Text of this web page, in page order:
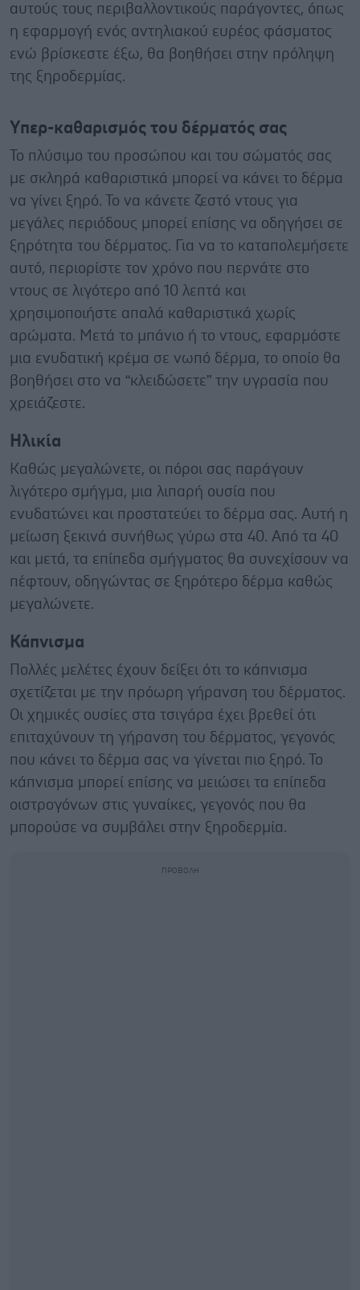
αυτούς τους περιβαλλοντικούς παράγοντες, όπως
η εφαρμογή ενός αντηλιακού ευρέος φάσματος
ενώ βρίσκεστε έξω, θα βοηθήσει στην πρόληψη
της ξηροδερμίας.
Υπερ-καθαρισμός του δέρματός σας
Το πλύσιμο του προσώπου και του σώματός σας
με σκληρά καθαριστικά μπορεί να κάνει το δέρμα
να γίνει ξηρό. Το να κάνετε ζεστό ντους για
μεγάλες περιόδους μπορεί επίσης να οδηγήσει σε
ξηρότητα του δέρματος. Για να το καταπολεμήσετε
αυτό, περιορίστε τον χρόνο που περνάτε στο
ντους σε λιγότερο από 10 λεπτά και
χρησιμοποιήστε απαλά καθαριστικά χωρίς
αρώματα. Μετά το μπάνιο ή το ντους, εφαρμόστε
μια ενυδατική κρέμα σε νωπό δέρμα, το οποίο θα
βοηθήσει στο να “κλειδώσετε” την υγρασία που
χρειάζεστε.
Ηλικία
Καθώς μεγαλώνετε, οι πόροι σας παράγουν
λιγότερο σμήγμα, μια λιπαρή ουσία που
ενυδατώνει και προστατεύει το δέρμα σας. Αυτή η
μείωση ξεκινά συνήθως γύρω στα 40. Από τα 40
και μετά, τα επίπεδα σμήγματος θα συνεχίσουν να
πέφτουν, οδηγώντας σε ξηρότερο δέρμα καθώς
μεγαλώνετε.
Κάπνισμα
Πολλές μελέτες έχουν δείξει ότι το κάπνισμα
σχετίζεται με την πρόωρη γήρανση του δέρματος.
Οι χημικές ουσίες στα τσιγάρα έχει βρεθεί ότι
επιταχύνουν τη γήρανση του δέρματος, γεγονός
που κάνει το δέρμα σας να γίνεται πιο ξηρό. Το
κάπνισμα μπορεί επίσης να μειώσει τα επίπεδα
οιστρογόνων στις γυναίκες, γεγονός που θα
μπορούσε να συμβάλει στην ξηροδερμία.